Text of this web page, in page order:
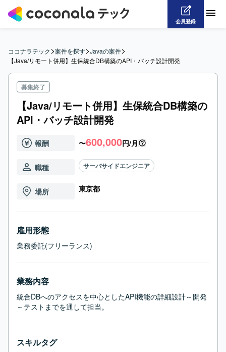
会員登録
ココナラテック>案件を探す>Javaの案件>
【Java/リモート併用】生保統合DB構築のAPI・バッチ設計開発
募集終了
【Java/リモート併用】生保統合DB構築の
API・バッチ設計開発
報酬 〜600,000円/月
職種 サーバサイドエンジニア
場所 東京都
雇用形態
業務委託(フリーランス)
業務内容
統合DBへのアクセスを中心としたAPI機能の詳細設計～開発
～テストまでを通して担当。
スキルタグ